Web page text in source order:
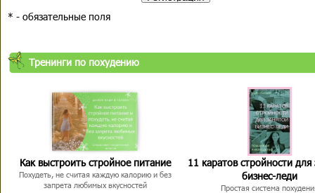
* - обязательные поля
Тренинги по похудению
Как выстроить стройное питание
Похудеть, не считая каждую калорию и без
запрета любимых вкусностей
11 каратов стройности для
бизнес-леди
Простая система